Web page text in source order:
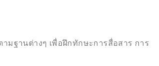
มฐานต่างๆ เพื่อฝึกทักษะการสื่อสาร การ